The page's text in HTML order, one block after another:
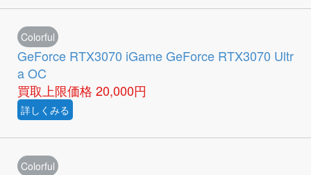
Colorful
GeForce RTX3070 iGame GeForce RTX3070 Ultr
a OC
買取上限価格 20,000円
詳しくみる
Colorful